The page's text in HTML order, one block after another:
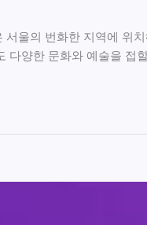
울의 번화한 지역에 위
다양한 문화와 예술을 접